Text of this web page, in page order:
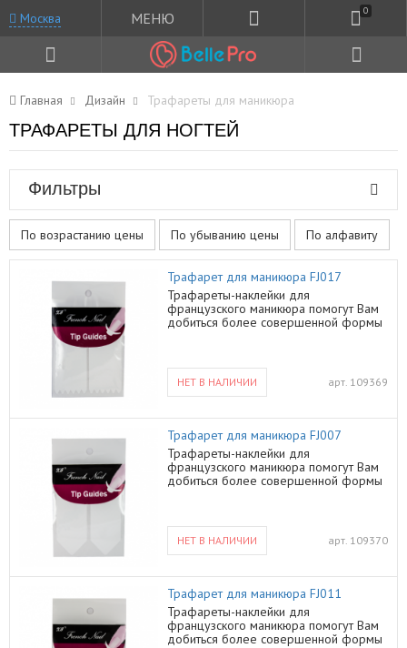
Москва МЕНЮ 0
Главная Дизайн Трафареты для маникюра
ТРАФАРЕТЫ ДЛЯ НОГТЕЙ
Фильтры
По возрастанию цены По убыванию цены По алфавиту
Трафарет для маникюра FJ017
Трафареты-наклейки для
французcкого маникюра помогут Вам
добиться более совершенной формы
НЕТ В НАЛИЧИИ арт. 109369
Трафарет для маникюра FJ007
Трафареты-наклейки для
французcкого маникюра помогут Вам
добиться более совершенной формы
НЕТ В НАЛИЧИИ арт. 109370
Трафарет для маникюра FJ011
Трафареты-наклейки для
французcкого маникюра помогут Вам
добиться более совершенной формы